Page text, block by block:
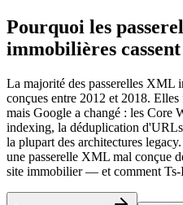
Pourquoi les
immobilières
La majorité des passerelles XML
conçues entre 2012 et 2018.
mais Google a changé : les Core
indexing, la déduplication
la plupart des architectures
une passerelle XML mal conçue
site immobilier — et comment Ts-